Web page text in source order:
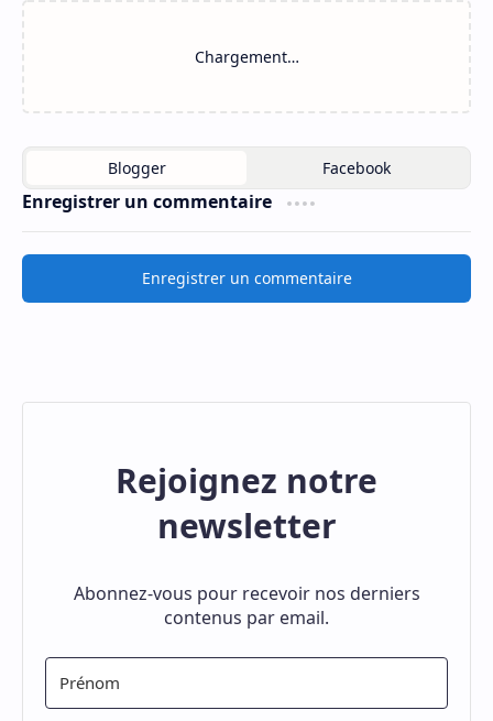
Chargement…
Enregistrer un commentaire
Enregistrer un commentaire
Rejoignez notre
newsletter
Abonnez-vous pour recevoir nos derniers
contenus par email.